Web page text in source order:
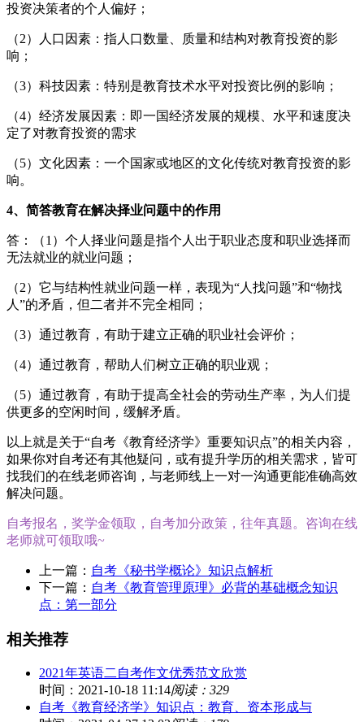
投资决策者的个人偏好；
（2）人口因素：指人口数量、质量和结构对教育投资的影
响；
（3）科技因素：特别是教育技术水平对投资比例的影响；
（4）经济发展因素：即一国经济发展的规模、水平和速度决
定了对教育投资的需求
（5）文化因素：一个国家或地区的文化传统对教育投资的影
响。
4、简答教育在解决择业问题中的作用
答：（1）个人择业问题是指个人出于职业态度和职业选择而
无法就业的就业问题；
（2）它与结构性就业问题一样，表现为“人找问题”和“物找
人”的矛盾，但二者并不完全相同；
（3）通过教育，有助于建立正确的职业社会评价；
（4）通过教育，帮助人们树立正确的职业观；
（5）通过教育，有助于提高全社会的劳动生产率，为人们提
供更多的空闲时间，缓解矛盾。
以上就是关于“自考《教育经济学》重要知识点”的相关内容，
如果你对自考还有其他疑问，或有提升学历的相关需求，皆可
找我们的在线老师咨询，与老师线上一对一沟通更能准确高效
解决问题。
自考报名，奖学金领取，自考加分政策，往年真题。咨询在线
老师就可领取哦~
上一篇： 自考《秘书学概论》知识点解析
下一篇： 自考《教育管理原理》必背的基础概念知识
点：第一部分
相关推荐
2021年英语二自考作文优秀范文欣赏
时间：2021-10-18 11:14阅读：329
自考《教育经济学》知识点：教育、资本形成与